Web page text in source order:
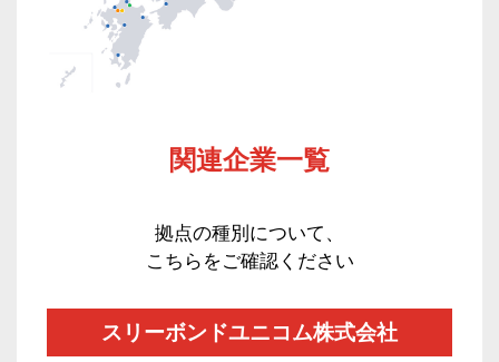
関連企業一覧
拠点の種別について、
こちらをご確認ください
スリーボンドユニコム株式会社